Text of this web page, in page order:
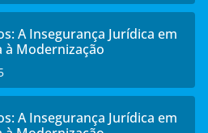
A Insegurança Jurídica em
à Modernização
A Insegurança Jurídica em